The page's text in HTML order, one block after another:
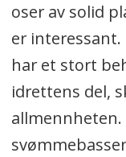
oser av solid
er
har et stort
idrettens del,